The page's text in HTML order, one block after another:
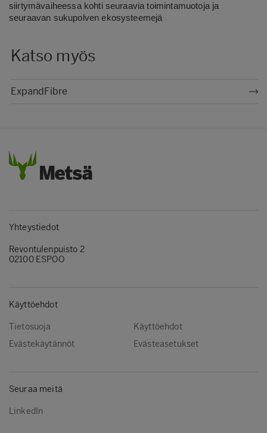
siirtymävaiheessa kohti seuraavia toimintamuotoja ja
seuraavan sukupolven ekosysteemejä
Katso myös
ExpandFibre
Yhteystiedot
Revontulenpuisto 2
02100 ESPOO
Käyttöehdot
Tietosuoja
Käyttöehdot
Evästekäytännöt
Evästeasetukset
Seuraa meitä
LinkedIn